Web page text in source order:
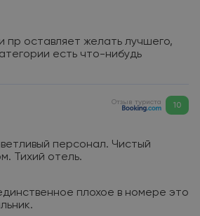
пр оставляет желать лучшего,
есть что-нибудь
Отзыв туриста 10
персонал. Чистый
Тихий отель.
плохое в номере это